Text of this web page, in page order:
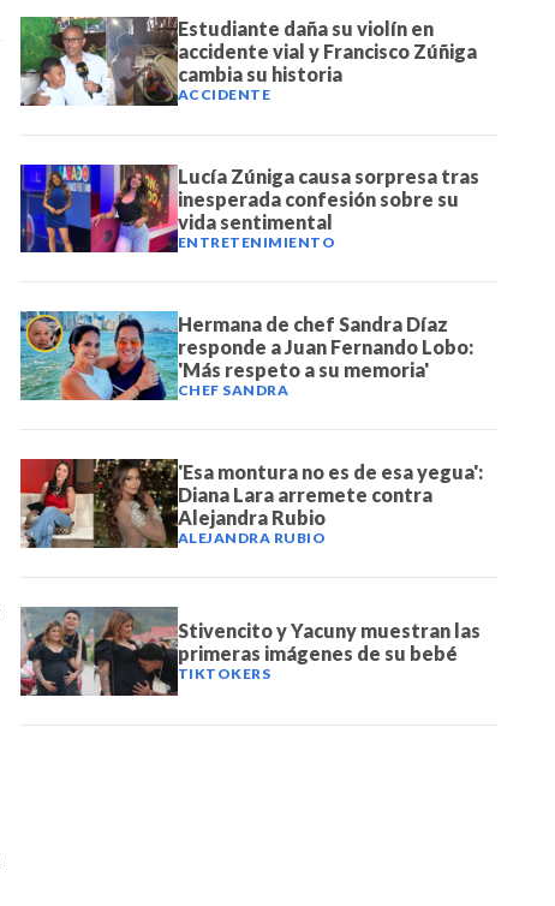
Estudiante daña su violín en
accidente vial y Francisco Zúñiga
cambia su historia
ACCIDENTE
Lucía Zúniga causa sorpresa tras
inesperada confesión sobre su
vida sentimental
ENTRETENIMIENTO
Hermana de chef Sandra Díaz
responde a Juan Fernando Lobo:
'Más respeto a su memoria'
CHEF SANDRA
'Esa montura no es de esa yegua':
Diana Lara arremete contra
Alejandra Rubio
ALEJANDRA RUBIO
Stivencito y Yacuny muestran las
primeras imágenes de su bebé
TIKTOKERS